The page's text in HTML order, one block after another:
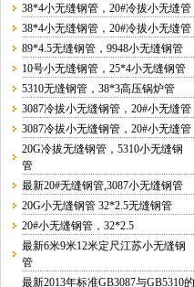
38*4小无缝钢管，20#冷拔小无缝管
38*4小无缝钢管，20#冷拔小无缝管
89*4.5无缝钢管，9948小无缝钢管
10号小无缝钢管，25*4小无缝钢管
5310无缝钢管，38*3高压锅炉管
3087冷拔小无缝钢管，20#小无缝管
3087冷拔小无缝钢管，20#小无缝管
20G冷拔无缝钢管，5310小无缝钢
管
最新20#无缝钢管,3087小无缝钢管
20G小无缝钢管 32*2.5无缝钢管
20#小无缝钢管，32*2.5
最新6米9米12米定尺江苏小无缝钢
管
最新2013年标准GB3087与GB5310的